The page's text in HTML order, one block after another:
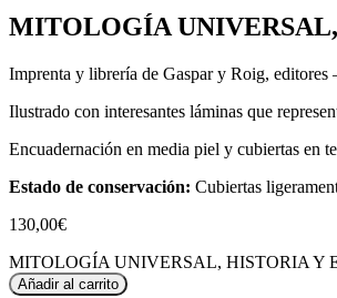
MITOLOGÍA
Imprenta y librería de Gaspar y Roig, editores
Ilustrado con interesantes láminas que
Encuadernación en media piel y cubiertas en
Estado de conservación: Cubiertas
130,00€
MITOLOGÍA UNIVERSAL, HISTORIA Y
Añadir al carrito